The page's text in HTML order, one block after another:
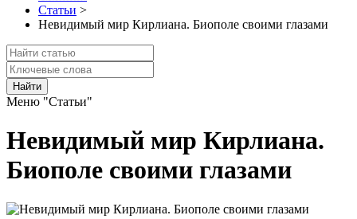
Статьи >
Невидимый мир Кирлиана. Биополе своими глазами
Найти
Меню "Статьи"
Невидимый мир Кирлиана.
Биополе своими глазами